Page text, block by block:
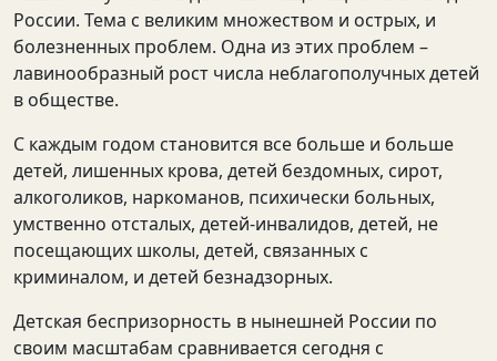
России. Тема с великим множеством и острых, и
болезненных проблем. Одна из этих проблем –
лавинообразный рост числа неблагополучных детей
в обществе.
С каждым годом становится все больше и больше
детей, лишенных крова, детей бездомных, сирот,
алкоголиков, наркоманов, психически больных,
умственно отсталых, детей-инвалидов, детей, не
посещающих школы, детей, связанных с
криминалом, и детей безнадзорных.
Детская беспризорность в нынешней России по
своим масштабам сравнивается сегодня с